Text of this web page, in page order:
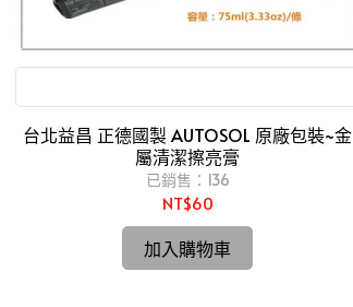
台北益昌 正德國製 AUTOSOL 原廠包裝~金
屬清潔擦亮膏
已銷售：136
NT$60
加入購物車